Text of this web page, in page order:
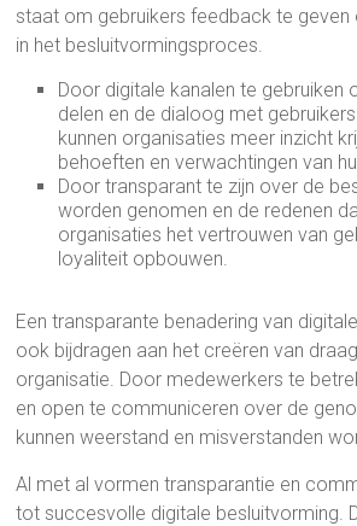
staat om gebruikers feedback te geven
in het besluitvormingsproces.
Door digitale kanalen te gebruiken
delen en de dialoog met
kunnen organisaties meer inzicht
behoeften en verwachtingen van
Door transparant te zijn over de
worden genomen en de redenen
organisaties het vertrouwen van
loyaliteit opbouwen.
Een transparante benadering van
ook bijdragen aan het creëren van
organisatie. Door medewerkers te
en open te communiceren over de
kunnen weerstand en misverstanden
Al met al vormen transparantie en
tot succesvolle digitale besluitvorming.